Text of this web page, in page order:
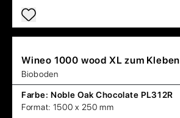
Wineo 1000 wood XL zum Kleben
Bioboden
Farbe: Noble Oak Chocolate PL312R
Format: 1500 x 250 mm